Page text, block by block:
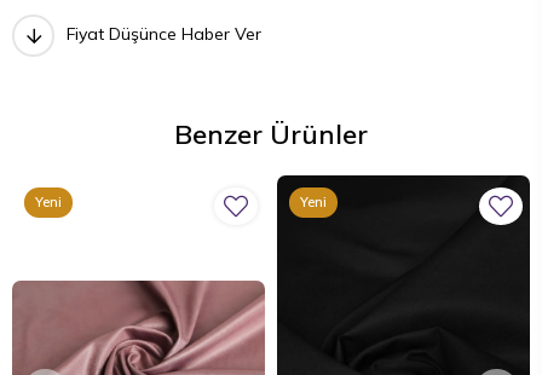
Fiyat Düşünce Haber Ver
Benzer Ürünler
Yeni
Yeni